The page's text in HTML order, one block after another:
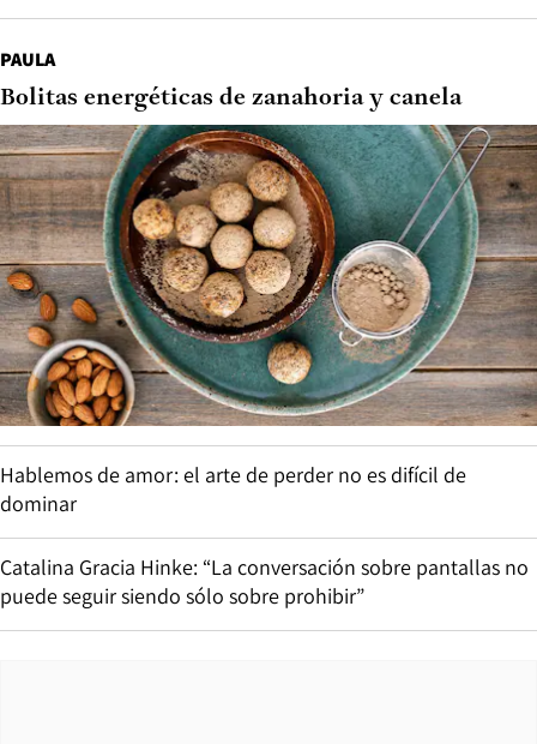
PAULA
Bolitas energéticas de zanahoria y canela
Hablemos de amor: el arte de perder no es difícil de
dominar
Catalina Gracia Hinke: “La conversación sobre pantallas no
puede seguir siendo sólo sobre prohibir”